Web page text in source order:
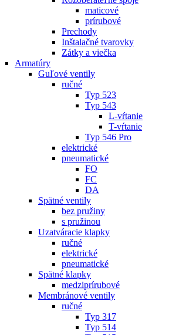
maticové
prírubové
Prechody
Inštalačné tvarovky
Zátky a viečka
Armatúry
Guľové ventily
ručné
Typ 523
Typ 543
L-vŕtanie
T-vŕtanie
Typ 546 Pro
elektrické
pneumatické
FO
FC
DA
Spätné ventily
bez pružiny
s pružinou
Uzatváracie klapky
ručné
elektrické
pneumatické
Spätné klapky
medziprírubové
Membránové ventily
ručné
Typ 317
Typ 514